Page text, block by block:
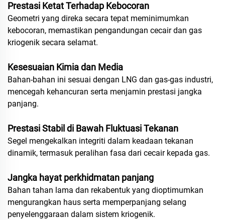
Prestasi Ketat Terhadap Kebocoran
Geometri yang direka secara tepat meminimumkan
kebocoran, memastikan pengandungan cecair dan gas
kriogenik secara selamat.
Kesesuaian Kimia dan Media
Bahan-bahan ini sesuai dengan LNG dan gas-gas industri,
mencegah kehancuran serta menjamin prestasi jangka
panjang.
Prestasi Stabil di Bawah Fluktuasi Tekanan
Segel mengekalkan integriti dalam keadaan tekanan
dinamik, termasuk peralihan fasa dari cecair kepada gas.
Jangka hayat perkhidmatan panjang
Bahan tahan lama dan rekabentuk yang dioptimumkan
mengurangkan haus serta memperpanjang selang
penyelenggaraan dalam sistem kriogenik.